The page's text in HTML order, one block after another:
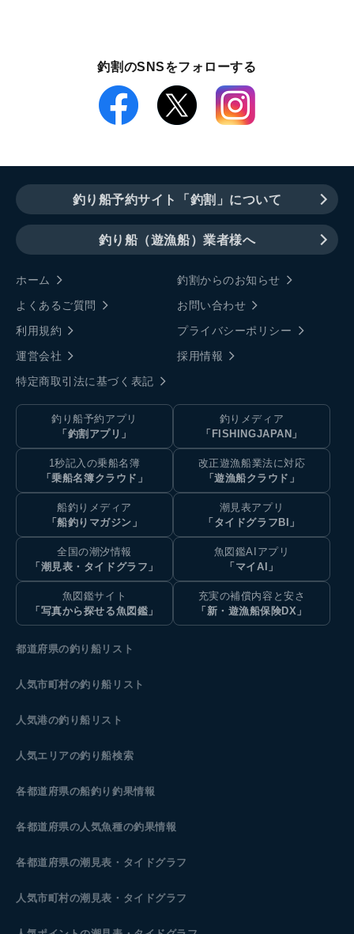
釣割のSNSをフォローする
釣り船予約サイト「釣割」について
釣り船（遊漁船）業者様へ
ホーム
釣割からのお知らせ
よくあるご質問
お問い合わせ
利用規約
プライバシーポリシー
運営会社
採用情報
特定商取引法に基づく表記
釣り船予約アプリ
「釣割アプリ」
釣りメディア
「FISHINGJAPAN」
1秒記入の乗船名簿
「乗船名簿クラウド」
改正遊漁船業法に対応
「遊漁船クラウド」
船釣りメディア
「船釣りマガジン」
潮見表アプリ
「タイドグラフBI」
全国の潮汐情報
「潮見表・タイドグラフ」
魚図鑑AIアプリ
「マイAI」
魚図鑑サイト
「写真から探せる魚図鑑」
充実の補償内容と安さ
「新・遊漁船保険DX」
都道府県の釣り船リスト
人気市町村の釣り船リスト
人気港の釣り船リスト
人気エリアの釣り船検索
各都道府県の船釣り釣果情報
各都道府県の人気魚種の釣果情報
各都道府県の潮見表 ・タイドグラフ
人気市町村の潮見表・タイドグラフ